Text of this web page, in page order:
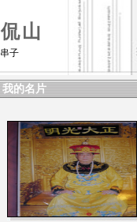
山
子
我的名片